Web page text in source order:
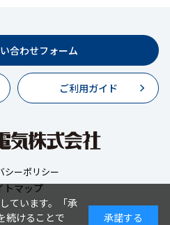
合わせフォーム
ご利用ガイド
シーポリシー
トマップ
ています。「承
続けることで
承諾する